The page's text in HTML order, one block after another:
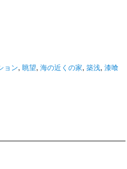
ョン, 眺望, 海の近くの家, 築浅, 漆喰